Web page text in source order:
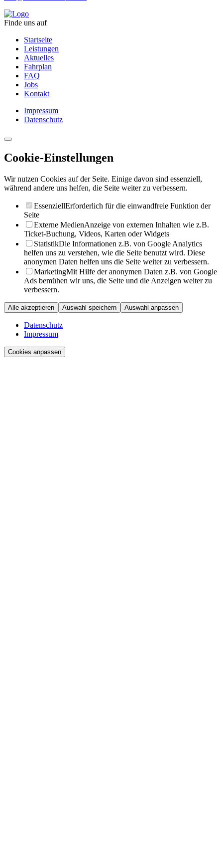
Finde uns auf
Startseite
Leistungen
Aktuelles
Fahrplan
FAQ
Jobs
Kontakt
Impressum
Datenschutz
Cookie-Einstellungen
Wir nutzen Cookies auf der Seite. Einige davon sind essenziell,
während andere uns helfen, die Seite weiter zu verbessern.
EssenziellErforderlich für die einwandfreie Funktion der
Seite
Externe MedienAnzeige von externen Inhalten wie z.B.
Ticket-Buchung, Videos, Karten oder Widgets
StatistikDie Informationen z.B. von Google Analytics
helfen uns zu verstehen, wie die Seite benutzt wird. Diese
anonymen Daten helfen uns die Seite weiter zu verbessern.
MarketingMit Hilfe der anonymen Daten z.B. von Google
Ads bemühen wir uns, die Seite und die Anzeigen weiter zu
verbessern.
Alle akzeptieren Auswahl speichern Auswahl anpassen
Datenschutz
Impressum
Cookies anpassen